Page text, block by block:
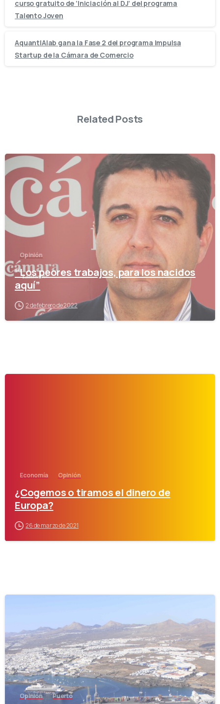
curso gratuito de ‘Iniciación al DJ’ del programa
Talento Joven
AquantIAlab gana la Fase 2 del programa Impulsa
Startup de la Cámara de Comercio
Related Posts
-
Opinión
“Los peores trabajos, para los nacidos
aquí”
2 de febrero de 2022
Economía Opinión
¿Cogemos o tiramos el dinero de
Europa?
26 de marzo de 2021
Opinión Puerto